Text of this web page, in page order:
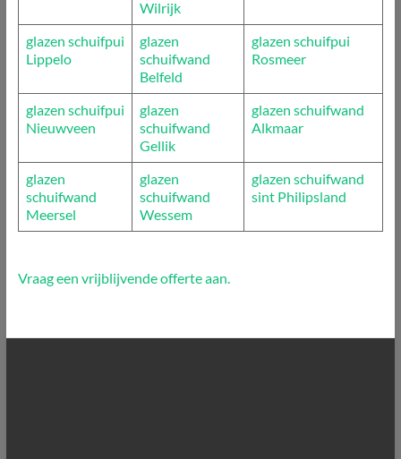
Wilrijk
glazen schuifpui
Lippelo
glazen
schuifwand
Belfeld
glazen schuifpui
Rosmeer
glazen schuifpui
Nieuwveen
glazen
schuifwand
Gellik
glazen schuifwand
Alkmaar
glazen
schuifwand
Meersel
glazen
schuifwand
Wessem
glazen schuifwand
sint Philipsland
Vraag een vrijblijvende offerte aan.